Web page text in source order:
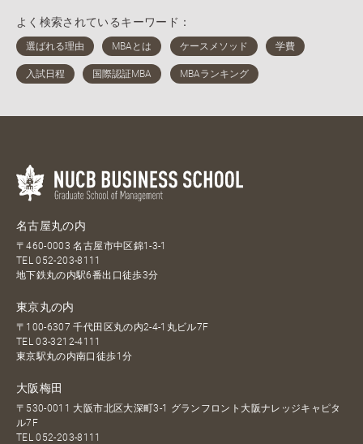
よく検索されているキーワード：
名古屋丸の内
〒460-0003 名古屋市中区錦1-3-1
TEL052-203-8111
地下鉄丸の内駅6番出口徒歩3分
東京丸の内
〒100-6307 千代田区丸の内2-4-1丸ビル7F
TEL03-3212-4111
東京駅丸の内南口徒歩1分
大阪梅田
〒530-0011 大阪市北区大深町3-1 グランフロント大阪ナレッジキャピタ
ル7F
TEL052-203-8111